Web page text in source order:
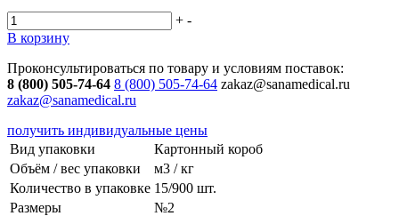
+ -
В корзину
Проконсультироваться по товару и условиям поставок:
8 (800) 505-74-64 8 (800) 505-74-64 zakaz@sanamedical.ru
zakaz@sanamedical.ru
получить индивидуальные цены
Вид упаковки
Картонный короб
Объём / вес упаковки
м3 / кг
Количество в упаковке 15/900 шт.
Размеры
№2